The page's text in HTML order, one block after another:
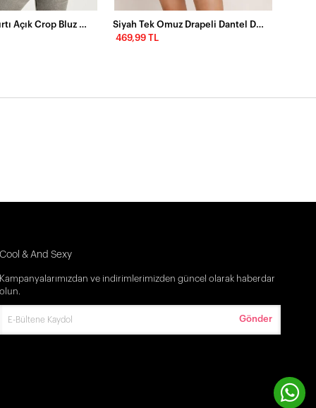
Kadın Bordo Sırtı Açık Crop Bluz CY430
Siyah Tek Omuz Drapeli Dantel Detaylı Kadın Bluz
469,99 TL
Cool & And Sexy
Kampanyalarımızdan ve indirimlerimizden güncel olarak haberdar
olun.
Gönder